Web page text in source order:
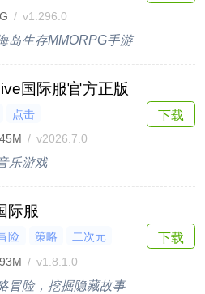
/ v1.296.0
岛生存MMORPG手游
国际服官方正版
点击
/ v2026.7.0
乐游戏
下载
际服
险 策略
二次元
/ v1.8.1.0
冒险，挖掘隐藏故事
下载